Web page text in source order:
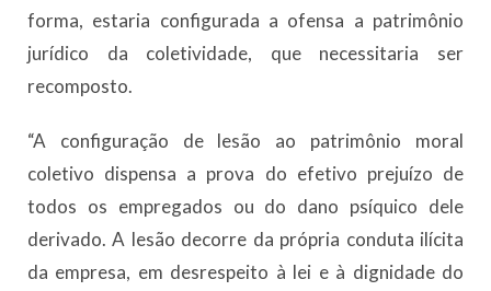
forma, estaria configurada a ofensa a patrimônio
jurídico da coletividade, que necessitaria ser
recomposto.
“A configuração de lesão ao patrimônio moral
coletivo dispensa a prova do efetivo prejuízo de
todos os empregados ou do dano psíquico dele
derivado. A lesão decorre da própria conduta ilícita
da empresa, em desrespeito à lei e à dignidade do